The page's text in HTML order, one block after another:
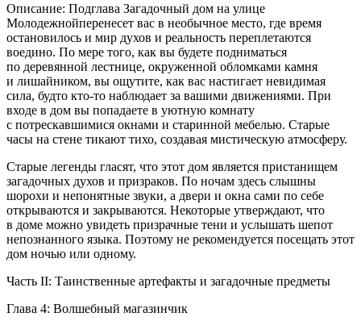
Описание: Подглава Загадочный дом на улице
Молодежнойперенесет вас в необычное место, где время
остановилось и мир духов и реальность переплетаются
воедино. По мере того, как вы будете подниматься
по деревянной лестнице, окруженной обломками камня
и лишайником, вы ощутите, как вас настигает невидимая
сила, будто кто-то наблюдает за вашими движениями. При
входе в дом вы попадаете в уютную комнату
с потрескавшимися окнами и старинной мебелью. Старые
часы на стене тикают тихо, создавая мистическую атмосферу.
Старые легенды гласят, что этот дом является пристанищем
загадочных духов и призраков. По ночам здесь слышны
шорохи и непонятные звуки, а двери и окна сами по себе
открываются и закрываются. Некоторые утверждают, что
в доме можно увидеть призрачные тени и услышать шепот
непознанного языка. Поэтому не рекомендуется посещать этот
дом ночью или одному.
Часть II: Таинственные артефакты и загадочные предметы
Глава 4: Волшебный магазинчик